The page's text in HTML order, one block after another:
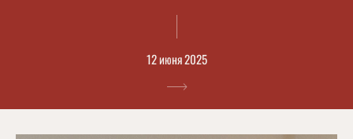
12 июня 2025